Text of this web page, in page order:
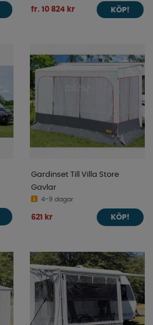
fr. 10 824 kr KÖP!
Gardinset Till Villa Store
Gavlar
4-9 dagar
621 kr KÖP!